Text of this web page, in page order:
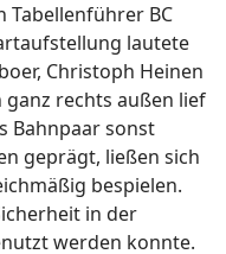
Tabellenführer BC
lautete
Christoph Heinen
ganz rechts außen lief
Bahnpaar sonst
geprägt, ließen sich
bespielen.
in der
werden konnte.